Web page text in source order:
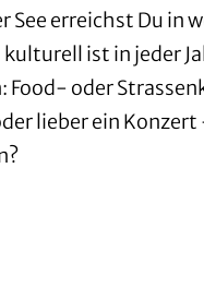
erreichst Du in
ist in jeder
Food- oder
lieber ein Konzert